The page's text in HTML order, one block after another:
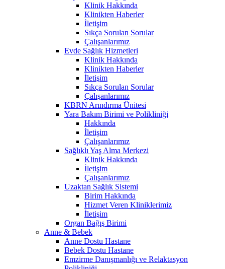
Klinik Hakkında
Klinikten Haberler
İletişim
Sıkça Sorulan Sorular
Çalışanlarımız
Evde Sağlık Hizmetleri
Klinik Hakkında
Klinikten Haberler
İletişim
Sıkça Sorulan Sorular
Çalışanlarımız
KBRN Arındırma Ünitesi
Yara Bakım Birimi ve Polikliniği
Hakkında
İletişim
Çalışanlarımız
Sağlıklı Yaş Alma Merkezi
Klinik Hakkında
İletişim
Çalışanlarımız
Uzaktan Sağlık Sistemi
Birim Hakkında
Hizmet Veren Kliniklerimiz
İletişim
Organ Bağış Birimi
Anne & Bebek
Anne Dostu Hastane
Bebek Dostu Hastane
Emzirme Danışmanlığı ve Relaktasyon